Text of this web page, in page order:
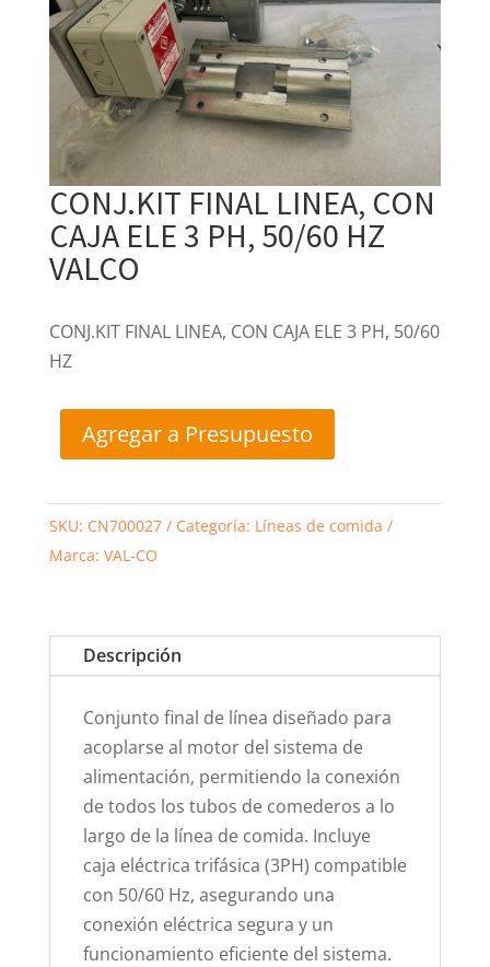
CONJ.KIT FINAL LINEA, CON
CAJA ELE 3 PH, 50/60 HZ
VALCO
CONJ.KIT FINAL LINEA, CON CAJA ELE 3 PH, 50/60
HZ
Agregar a Presupuesto
SKU: CN700027 Categoría: Líneas de comida
Marca: VAL-CO
Descripción
Conjunto final de línea diseñado para
acoplarse al motor del sistema de
alimentación, permitiendo la conexión
de todos los tubos de comederos a lo
largo de la línea de comida. Incluye
caja eléctrica trifásica (3PH) compatible
con 50/60 Hz, asegurando una
conexión eléctrica segura y un
funcionamiento eficiente del sistema.